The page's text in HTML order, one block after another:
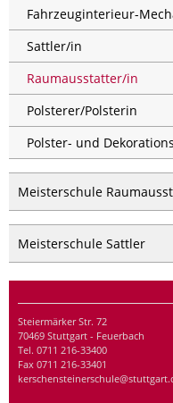
Fahrzeuginterieur-
Sattler/in
Raumausstatter/in
Polsterer/Polsterin
Polster- und
Meisterschule
Meisterschule Sattler
Steiermärker Str. 72
70469 Stuttgart - Feuerbach
Tel. 0711 216-33400
Fax 0711 216-33401